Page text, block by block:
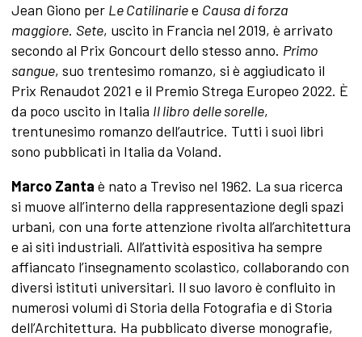
Jean Giono per Le Catilinariee Causa di forza
maggiore. Sete, uscito in Francia nel 2019, è arrivato
secondo al Prix Goncourt dello stesso anno. Primo
sangue, suo trentesimo romanzo, si è aggiudicato il
Prix Renaudot 2021 e il Premio Strega Europeo 2022. È
da poco uscito in Italia Il libro delle sorelle,
trentunesimo romanzo dell’autrice. Tutti i suoi libri
sono pubblicati in Italia da Voland.
Marco Zanta è nato a Treviso nel 1962. La sua ricerca
si muove all’interno della rappresentazione degli spazi
urbani, con una forte attenzione rivolta all’architettura
e ai siti industriali. All’attività espositiva ha sempre
affiancato l’insegnamento scolastico, collaborando con
diversi istituti universitari. Il suo lavoro è confluito in
numerosi volumi di Storia della Fotografia e di Storia
dell’Architettura. Ha pubblicato diverse monografie,